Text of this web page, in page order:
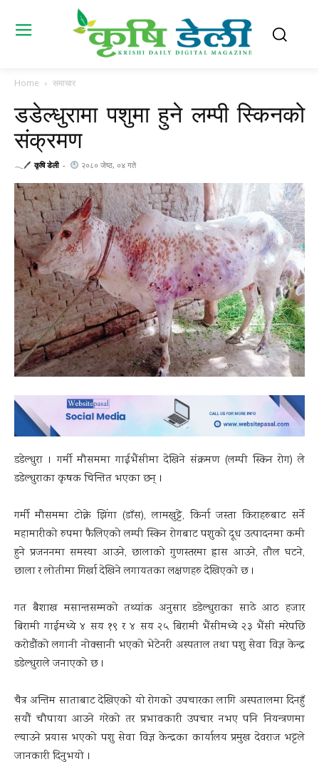
Home समाचार
डडेल्धुरामा पशुमा हुने लम्पी स्किनको
संक्रमण
𓂃🖊 कृषि डेली - २०८० जेष्ठ, ०४ गते
डडेल्धुरा । गर्मी मौसममा गाईभैंसीमा देखिने संक्रमण (लम्पी स्किन रोग) ले
डडेल्धुराका कृषक चिन्तित भएका छन् ।
गर्मी मौसममा टोक्ने झिंगा (डाँस), लामखुट्टे, किर्ना जस्ता किराहरुबाट सर्ने
महामारीको रुपमा फैलिएको लम्पी स्किन रोगबाट पशुको दूध उत्पादनमा कमी
हुने प्रजननमा समस्या आउने, छालाको गुणस्तरमा ह्रास आउने, तौल घटने,
छाला र लोतीमा गिर्खा देखिने लगायतका लक्षणहरु देखिएको छ ।
गत बैशाख मसान्तसम्मको तथ्यांक अनुसार डडेल्धुराका साढे आठ हजार
बिरामी गाईमध्ये ४ सय १९ र ४ सय २५ बिरामी भैंसीमध्ये २३ भैंसी मरेपछि
करोडौंको लगानी नोक्सानी भएको भेटेनरी अस्पताल तथा पशु सेवा विज्ञ केन्द्र
डडेल्धुराले जनाएको छ ।
चैत्र अन्तिम साताबाट देखिएको यो रोगको उपचारका लागि अस्पतालमा दिनहुँ
सयौं चौपाया आउने गरेको तर प्रभावकारी उपचार नभए पनि नियन्त्रणमा
ल्याउने प्रयास भएको पशु सेवा विज्ञ केन्द्रका कार्यालय प्रमुख देवराज भट्टले
जानकारी दिनुभयो ।